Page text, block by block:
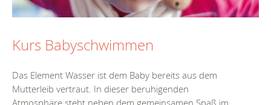
Kurs Babyschwimmen
Das Element Wasser ist dem Baby bereits aus dem
Mutterleib vertraut. In dieser beruhigenden
Atmosphäre steht neben dem gemeinsamen Spaß im